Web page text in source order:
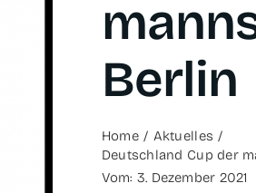
Berlin
Home
Aktu­el­les
Deutsch­land Cup der
Vom: 3. Dezem­ber 2021